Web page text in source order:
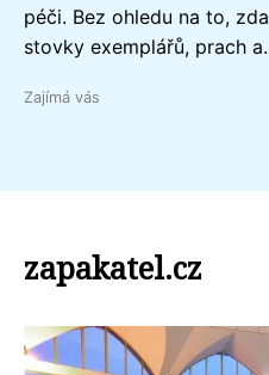
péči. Bez ohledu na to,
stovky exemplářů, prach
Zajímá vás
zapakatel.cz